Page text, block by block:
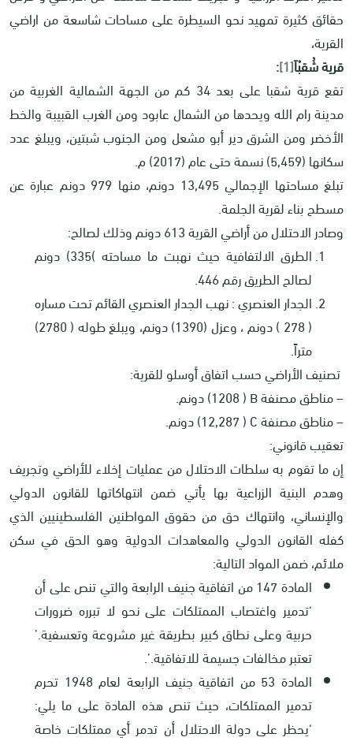
حقائق كثيرة تمهيد نحو السيطرة على مساحات شاسعة من اراضي
القرية،
قرية شُقبْاَ[1]
:
تقع قرية شقبا على بعد 34 كم من الجهة الشمالية الغربية من
مدينة رام الله ويحدها من الشمال عابود ومن الغرب القبيبة والخط
الأخضر ومن الشرق دير أبو مشعل ومن الجنوب شبتين، ويبلغ عدد
سكانها (5,459) نسمة حتى عام (2017) م.
تبلغ مساحتها الإجمالي 13,495 دونم، منها 979 دونم عبارة عن
مسطح بناء لقرية الجلمة.
وصادر الاحتلال من أراضي القرية 613 دونم وذلك لصالح:
الطرق الالتفافية حيث نهبت ما مساحته )335) دونم
لصالح الطريق رقم 446
.
الجدار العنصري : نهب الجدار العنصري القائم تحت مساره
( 278 ) دونم ، وعزل (1390) دونم، ويبلغ طوله ( 2780)
متراً.
تصنيف الأراضي حسب اتفاق أوسلو للقرية:
– مناطق مصنفةB( 1208) دونم.
– مناطق مصنفةC( 12,287) دونم.
تعقيب قانوني:
إن ما تقوم به سلطات الاحتلال من عمليات إخلاء للأراضي وتجريف
وهدم البنية الزراعية بها يأتي ضمن انتهاكاتها للقانون الدولي
والإنساني، وانتهاك حق من حقوق المواطنين الفلسطينيين الذي
كفله القانون الدولي والمعاهدات الدولية وهو الحق في سكن
ملائم، ضمن المواد التالية:
المادة 147 من اتفاقية جنيف الرابعة والتي تنص على أن
‘تدمير واغتصاب الممتلكات على نحو لا تبرره ضرورات
حربية وعلى نطاق كبير بطريقة غير مشروعة وتعسفية.’
تعتبر مخالفات جسيمة للاتفاقية.’.
المادة 53 من اتفاقية جنيف الرابعة لعام 1948 تحرم
تدمير الممتلكات، حيث تنص هذه المادة على ما يلي:
‘يحظر على دولة الاحتلال أن تدمر أي ممتلكات خاصة